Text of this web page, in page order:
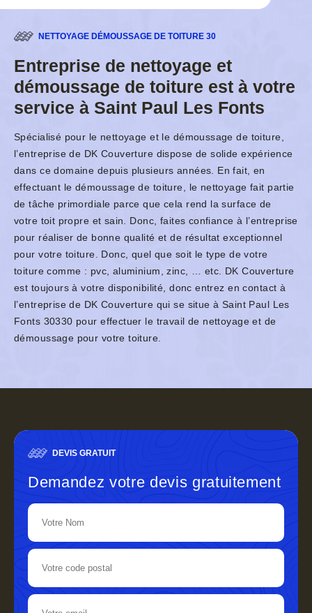
NETTOYAGE DÉMOUSSAGE DE TOITURE 30
Entreprise de nettoyage et
démoussage de toiture est à votre
service à Saint Paul Les Fonts
Spécialisé pour le nettoyage et le démoussage de toiture,
l’entreprise de DK Couverture dispose de solide expérience
dans ce domaine depuis plusieurs années. En fait, en
effectuant le démoussage de toiture, le nettoyage fait partie
de tâche primordiale parce que cela rend la surface de
votre toit propre et sain. Donc, faites confiance à l’entreprise
pour réaliser de bonne qualité et de résultat exceptionnel
pour votre toiture. Donc, quel que soit le type de votre
toiture comme : pvc, aluminium, zinc, … etc. DK Couverture
est toujours à votre disponibilité, donc entrez en contact à
l’entreprise de DK Couverture qui se situe à Saint Paul Les
Fonts 30330 pour effectuer le travail de nettoyage et de
démoussage pour votre toiture.
DEVIS GRATUIT
Demandez votre devis gratuitement